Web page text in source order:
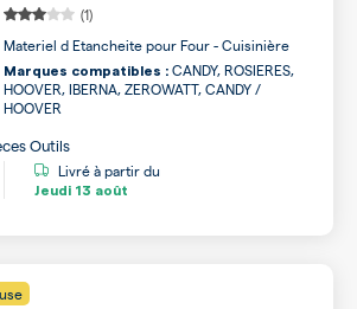
(1)
Materiel d Etancheite pour Four - Cuisinière
Marques compatibles : CANDY, ROSIERES,
HOOVER, IBERNA, ZEROWATT, CANDY /
HOOVER
Outils
Livré à partir du
Jeudi 13 août